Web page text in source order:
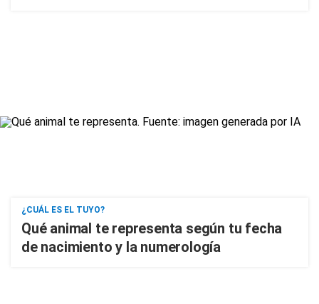
¿CUÁL ES EL TUYO?
Qué animal te representa según tu fecha
de nacimiento y la numerología